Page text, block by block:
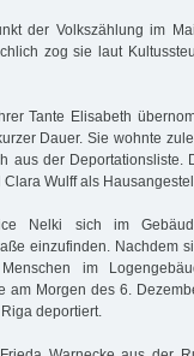
der Volkszählung im
zog sie laut
Tante Elisabeth
Dauer. Sie wohnte
aus der Deportationsliste.
Wulff als
Nelki sich im
einzufinden. Nachdem
im
am Morgen des 6.
deportiert.